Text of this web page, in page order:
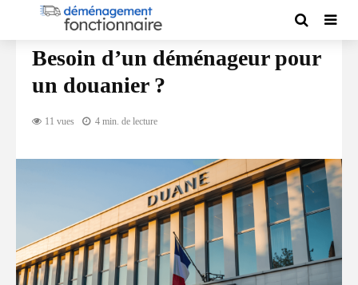
GUIDE DU DÉMÉNAGEMENT
Besoin d’un déménageur pour
un douanier ?
11 vues 4 min. de lecture